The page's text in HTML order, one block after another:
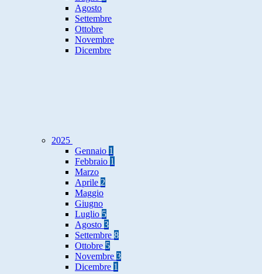
Agosto
Settembre
Ottobre
Novembre
Dicembre
2025
Gennaio 1
Febbraio 1
Marzo
Aprile 2
Maggio
Giugno
Luglio 5
Agosto 3
Settembre 8
Ottobre 5
Novembre 3
Dicembre 1